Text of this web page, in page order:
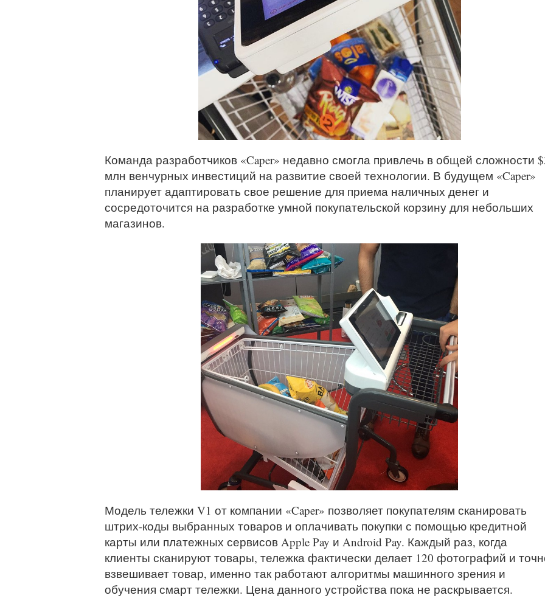
Команда разработчиков «Caper» недавно смогла привлечь в общей сложности
млн венчурных инвестиций на развитие своей технологии. В будущем «Caper»
планирует адаптировать свое решение для приема наличных денег и
сосредоточится на разработке умной покупательской корзину для небольших
магазинов.
Модель тележки V1 от компании «Caper» позволяет покупателям сканировать
штрих-коды выбранных товаров и оплачивать покупки с помощью кредитной
карты или платежных сервисов Apple Pay и Android Pay. Каждый раз, когда
клиенты сканируют товары, тележка фактически делает 120 фотографий и
взвешивает товар, именно так работают алгоритмы машинного зрения и
обучения смарт тележки. Цена данного устройства пока не раскрывается.